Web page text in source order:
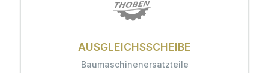
AUSGLEICHSSCHEIBE
Baumaschinenersatzteile